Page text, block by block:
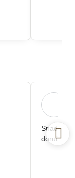
Snadná a
doručení.